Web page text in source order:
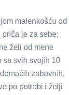
malenkošću od
je za sebe;
želi od mene
sa svih svojih 10
zabavnih,
po potrebi i želji